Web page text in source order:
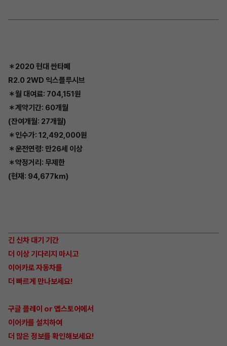
＊2020 현대 싼타페
R2.0 2WD 익스플루시브
＊월 대여료: 704,151원
＊계약기간: 60개월
(잔여개월: 27개월)
＊인수가: 12,492,000원
＊운전연령: 만26세 이상
＊약정거리: 무제한
(현재: 94,677km)
긴 신차 대기 기간
더 이상 기다리지 마시고
이어카로 자동차를
더 빠르게 만나보세요!
구글 플레이 or 앱스토어에서
이어카를 설치하여
더 많은 정보를 확인해보세요!